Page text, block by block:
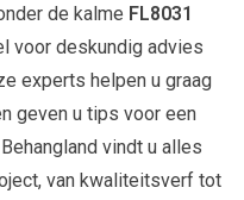
de kalme FL8031
voor deskundig advies
experts helpen u graag
geven u tips voor een
vindt u alles
van kwaliteitsverf tot